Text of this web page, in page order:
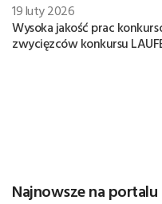
19 luty 2026
Wysoka jakość prac
zwycięzców konkursu
Najnowsze na portalu